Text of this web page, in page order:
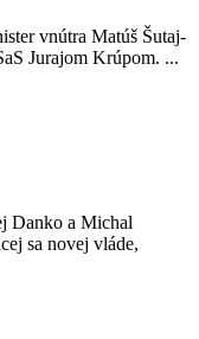
vnútra Matúš Šutaj-
Jurajom Krúpom. ...
Danko a Michal
sa novej vláde,